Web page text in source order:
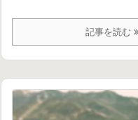
記事を読む